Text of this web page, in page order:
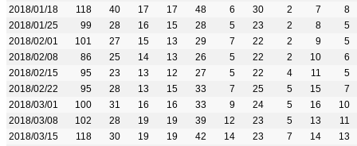
2018/01/18
118 40 17 17 48 6 30 2 7
8
2018/01/25
99 28 16 15 28 5 23 2 8
5
2018/02/01
101 27 15 13 29 7 22 2 9
5
2018/02/08
86 25 14 13 26 5 22 2 10
6
2018/02/15
95 23 13 12 27 5 22 4 11
5
2018/02/22
95 28 13 15 33 7 25 5 15
7
2018/03/01
100 31 16 16 33 9 24 5 16
10
2018/03/08
102 28 19 19 39 12 23 5 13
11
2018/03/15
118 30 19 19 42 14 23 7 14
13